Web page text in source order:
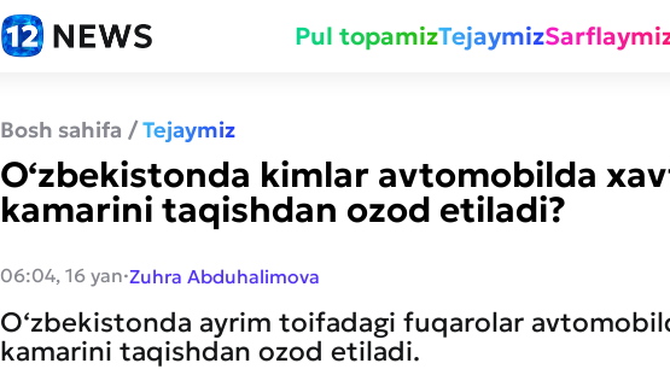
Pul topamizTejaymiz
Bosh sahifa /Tejaymiz
O‘zbekistonda kimlar avtomobilda
kamarini taqishdan ozod etiladi?
06:04, 16 yan·Zuhra Abduhalimova
O‘zbekistonda ayrim toifadagi fuqarolar
kamarini taqishdan ozod etiladi.